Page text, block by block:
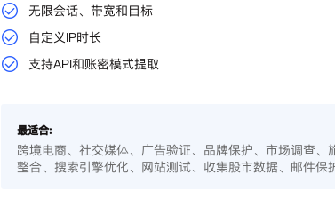
无限会话、带宽和目标
自定义IP时长
支持API和账密模式提取
最适合:
跨境电商、社交媒体、广告验证、品牌保护、市场调查、
整合、搜索引擎优化、网站测试、收集股市数据、邮件保